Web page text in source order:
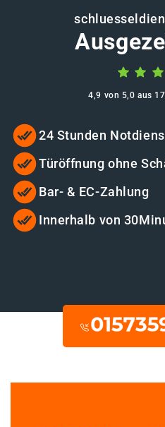
4,9 von 5,0 aus
24 Stunden
Türöffnung ohne
Bar- & EC-Zahlung
Innerhalb von